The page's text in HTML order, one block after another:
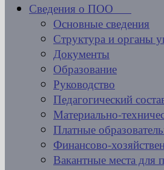
Сведения о ПОО
Основные сведения
Структура и органы
Документы
Образование
Руководство
Педагогический
Материально-
Платные
Финансово-
Вакантные места для